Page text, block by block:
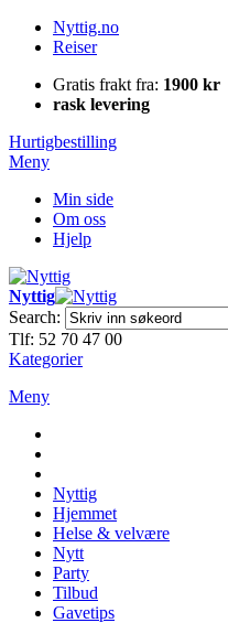
Nyttig.no
Reiser
Gratis frakt fra: 1900 kr
rask levering
Hurtigbestilling
Meny
Min side
Om oss
Hjelp
Nyttig
Search:
Tlf: 52 70 47 00
Kategorier
Meny
Nyttig
Hjemmet
Helse & velvære
Nytt
Party
Tilbud
Gavetips